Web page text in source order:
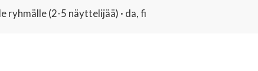
ryhmälle (2-5 näyttelijää) · da, fi